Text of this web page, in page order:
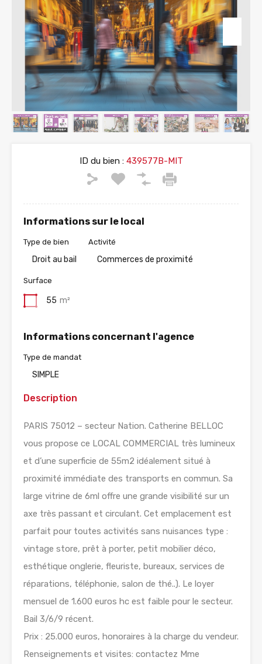
ID du bien :439577B-MIT
Informations sur le local
Type de bien
Droit au bail
Activité
Commerces de proximité
Surface
55 m²
Informations concernant l'agence
Type de mandat
SIMPLE
Description
PARIS 75012 – secteur Nation. Catherine BELLOC
vous propose ce LOCAL COMMERCIAL très lumineux
et d’une superficie de 55m2 idéalement situé à
proximité immédiate des transports en commun. Sa
large vitrine de 6ml offre une grande visibilité sur un
axe très passant et circulant. Cet emplacement est
parfait pour toutes activités sans nuisances type :
vintage store, prêt à porter, petit mobilier déco,
esthétique onglerie, fleuriste, bureaux, services de
réparations, téléphonie, salon de thé..). Le loyer
mensuel de 1.600 euros hc est faible pour le secteur.
Bail 3/6/9 récent.
Prix : 25.000 euros, honoraires à la charge du vendeur.
Renseignements et visites: contactez Mme